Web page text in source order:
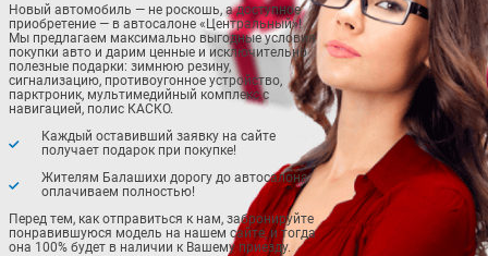
Новый автомобиль — не роскошь, а доступное
приобретение — в автосалоне «Центральный»!
Мы предлагаем максимально выгодные условия
покупки авто и дарим ценные и исключительно
полезные подарки: зимнюю резину,
сигнализацию, противоугонное устройство,
парктроник, мультимедийный комплекс с
навигацией, полис КАСКО.
Каждый оставивший заявку на сайте
получает подарок при покупке!
Жителям Балашихи дорогу до автосалона
оплачиваем полностью!
Перед тем, как отправиться к нам, забронируйте
понравившуюся модель на нашем сайте, и тогда
она 100% будет в наличии к Вашему приезду.